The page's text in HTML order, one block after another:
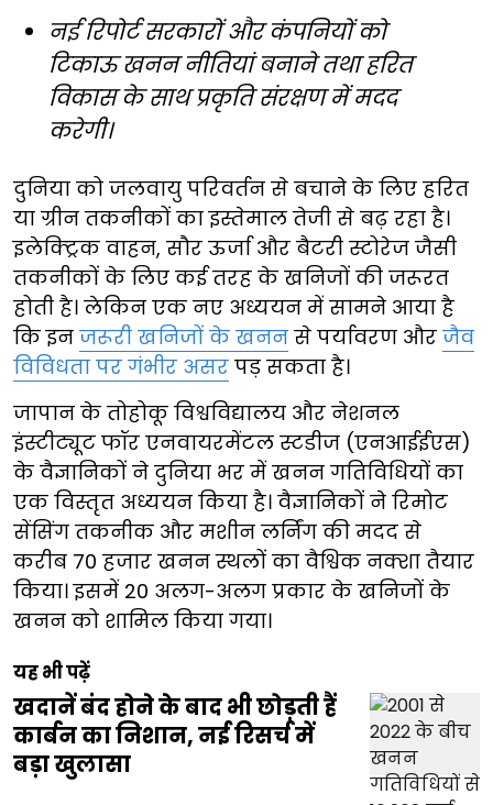
नई रिपोर्ट सरकारों और कंपनियों को
टिकाऊ खनन नीतियां बनाने तथा हरित
विकास के साथ प्रकृति संरक्षण में मदद
करेगी।
दुनिया को जलवायु परिवर्तन से बचाने के लिए हरित
या ग्रीन तकनीकों का इस्तेमाल तेजी से बढ़ रहा है।
इलेक्ट्रिक वाहन, सौर ऊर्जा और बैटरी स्टोरेज जैसी
तकनीकों के लिए कई तरह के खनिजों की जरूरत
होती है। लेकिन एक नए अध्ययन में सामने आया है
कि इन जरूरी खनिजों के खनन से पर्यावरण और जैव
विविधता पर गंभीर असर पड़ सकता है।
जापान के तोहोकू विश्वविद्यालय और नेशनल
इंस्टीट्यूट फॉर एनवायरमेंटल स्टडीज (एनआईईएस)
के वैज्ञानिकों ने दुनिया भर में खनन गतिविधियों का
एक विस्तृत अध्ययन किया है। वैज्ञानिकों ने रिमोट
सेंसिंग तकनीक और मशीन लर्निंग की मदद से
करीब 70 हजार खनन स्थलों का वैश्विक नक्शा तैयार
किया। इसमें 20 अलग-अलग प्रकार के खनिजों के
खनन को शामिल किया गया।
यह भी पढ़ें
खदानें बंद होने के बाद भी छोड़ती हैं
कार्बन का निशान, नई रिसर्च में
बड़ा खुलासा